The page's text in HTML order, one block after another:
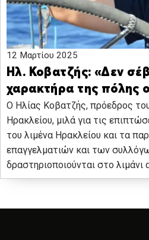
12 Μαρτίου 2025
Ηλ. Κοβατζής: «Δεν
χαρακτήρα της πόλης
Ο Ηλίας Κοβατζής, πρόεδρος
Ηρακλείου, μιλά για τις
του λιμένα Ηρακλείου και τα
επαγγελματιών και των
δραστηριοποιούνται στο λιμάνι